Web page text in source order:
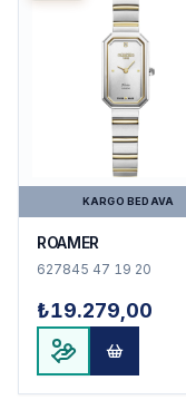
KARGO BEDAVA
ROAMER
627845 47 19 20
₺19.279,00